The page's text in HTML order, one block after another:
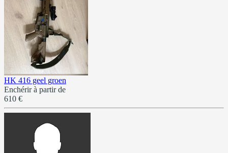
HK 416 geel groen
Enchérir à partir de
610 €